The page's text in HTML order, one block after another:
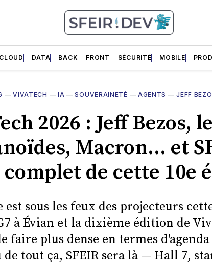
CLOUD DATA BACK FRONT SÉCURITÉ MOBILE
—VIVATECH — IA —SOUVERAINETÉ — AGENTS —JEFF
2026 : Jeff Bezos,
Macron… et
de cette 10e
est sous les feux des projecteurs
à Évian et la dixième édition de
faire plus dense en termes
tout ça, SFEIR sera là — Hall 7,